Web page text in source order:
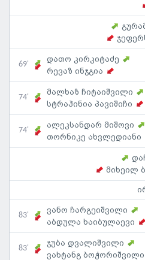
69'
დათო კირკიტაძე
რევაზ ინჯგია
74'
მალხაზ ჩიტაიშვილი
სტრაჰინია პავიშიჩი
74'
ალეკსანდარ მიშოვი
თორნიკე ახვლედიანი
მიხეილ
83'
ვანო ჩარგეიშვილი
აბდულა ხაიბულაევი
83'
ჯუბა დვალიშვილი
ვახტანგ ბოჭორიშვილი